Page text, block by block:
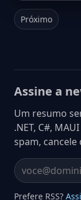
Próximo
Assine a
Um resumo
.NET, C#,
spam, cancele
Email address
Prefere RSS?